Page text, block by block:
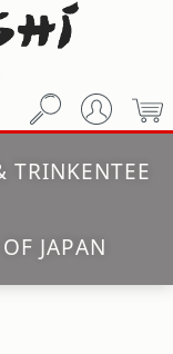
TRINKENTEE
JAPAN